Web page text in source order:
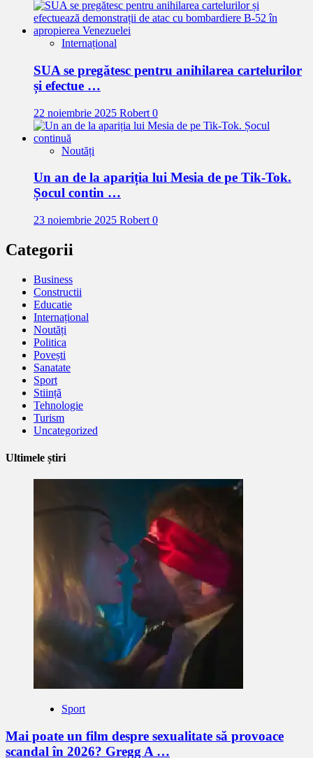
Internațional
SUA se pregătesc pentru anihilarea cartelurilor
și efectue …
22 noiembrie 2025 Robert 0
Noutăți
Un an de la apariția lui Mesia de pe Tik-Tok.
Șocul contin …
23 noiembrie 2025 Robert 0
Categorii
Business
Constructii
Educatie
Internațional
Noutăți
Politica
Povești
Sanatate
Sport
Stiință
Tehnologie
Turism
Uncategorized
Ultimele știri
Sport
Mai poate un film despre sexualitate să provoace
scandal în 2026? Gregg A …